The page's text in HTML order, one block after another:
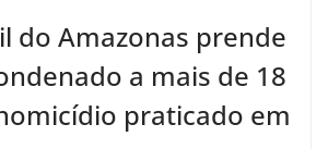
do Amazonas prende
a mais de 18
praticado em